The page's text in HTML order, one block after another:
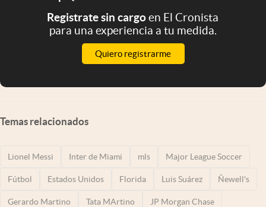
Registrate sin cargoen El Cronista
para una experiencia a tu medida.
Quiero registrarme
Temas relacionados
Lionel Messi Inter de Miami mls Major League Soccer
Fútbol Estados Unidos Florida Luis Suárez Ñewell's
Gerardo Martino Tata MArtino JP Morgan Chase